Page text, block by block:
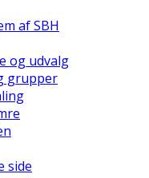
af SBH
og udvalg
grupper
side